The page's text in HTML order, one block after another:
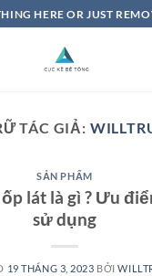
HERE OR JUST
TÁC GIẢ:
SẢN PHẨM
lát là gì ? Ưu
sử dụng
19 THÁNG 3, 2023 BỞI